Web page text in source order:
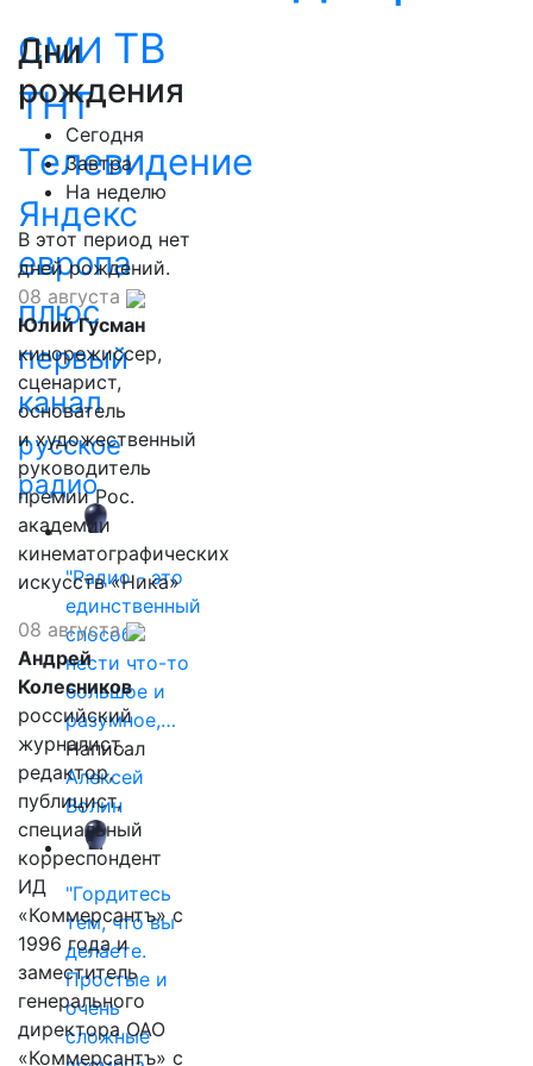
СМИ ТВ
ТНТ
Телевидение
Яндекс
европа
плюс
первый
канал
русское
радио
"Радио - это
единственный
способ
нести что-то
большое и
разумное,…
Написал
Алексей
Волин
"Гордитесь
тем, что вы
делаете.
Простые и
очень
сложные
Дни
рождения
Сегодня
Завтра
На неделю
В этот период нет
дней рождений.
08 августа
Юлий Гусман
кинорежиссер,
сценарист,
основатель
и художественный
руководитель
премии Рос.
академии
кинематографических
искусств «Ника»
08 августа
Андрей
Колесников
российский
журналист,
редактор,
публицист,
специальный
корреспондент
ИД
«Коммерсантъ» с
1996 года и
заместитель
генерального
директора ОАО
«Коммерсантъ» с